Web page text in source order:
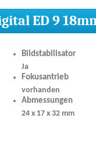
ED 9
Bildstabilisator
Ja
Fokusantrieb
vorhanden
Abmessungen
24 x 17 x 32 mm